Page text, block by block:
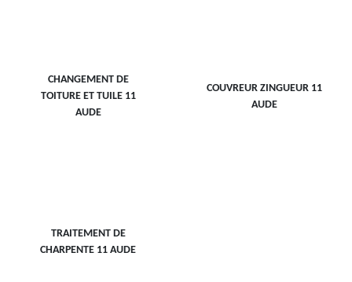
CHANGEMENT DE
TOITURE ET TUILE 11
AUDE
COUVREUR ZINGUEUR 11
AUDE
TRAITEMENT DE
CHARPENTE 11 AUDE